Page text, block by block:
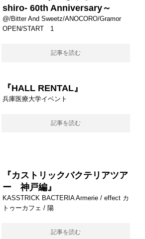
shiro- 60th Anniversary～
@/Bitter And Sweetz/ANOCORO/Gramor
OPEN/START 1
記事を読む
『HALL RENTAL』
兵庫医療大学イベント
記事を読む
『カストリックバクテリアツア
ー 神戸編』
KASSTRICK BACTERIA Armerie / effect カ
トゥーカフェ / 陽
記事を読む